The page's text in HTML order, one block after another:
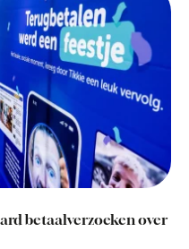
betaalverzoeken over